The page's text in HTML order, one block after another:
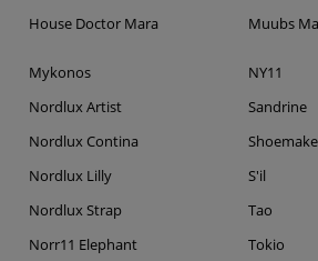
House Doctor Mara
Muubs
Mykonos
Nordlux Artist
Nordlux Contina
Nordlux Lilly
Nordlux Strap
Norr11 Elephant
NY11
Sandrine
S'il
Tao
Tokio